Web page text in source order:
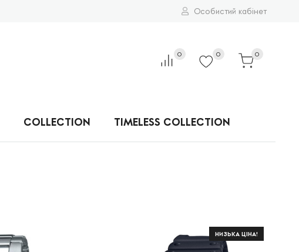
Особистий кабінет
0 0 0
COLLECTION TIMELESS COLLECTION
НИЗЬКА ЦІНА!